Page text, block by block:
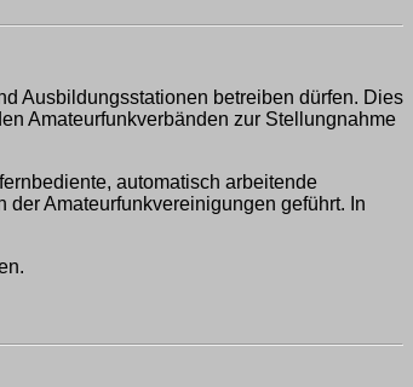
Ausbildungsstationen betreiben dürfen. Dies
Amateurfunkverbänden zur Stellungnahme
automatisch arbeitende
Amateurfunkvereinigungen geführt. In